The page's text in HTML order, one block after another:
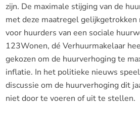
zijn. De maximale stijging van de
met deze maatregel
voor huurders van een sociale
123Wonen, dé Verhuurmakelaar
gekozen om de huurverhoging te
inflatie. In het politieke nieuws
discussie om de huurverhoging dit
niet door te voeren of uit te stellen.